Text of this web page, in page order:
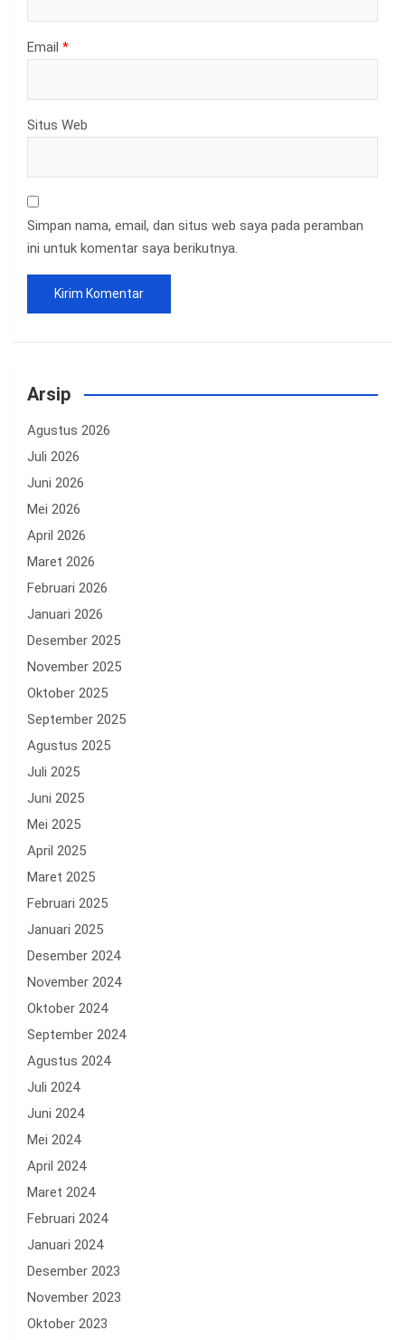
Email *
Situs Web
Simpan nama, email, dan situs web saya pada peramban
ini untuk komentar saya berikutnya.
Arsip
Agustus 2026
Juli 2026
Juni 2026
Mei 2026
April 2026
Maret 2026
Februari 2026
Januari 2026
Desember 2025
November 2025
Oktober 2025
September 2025
Agustus 2025
Juli 2025
Juni 2025
Mei 2025
April 2025
Maret 2025
Februari 2025
Januari 2025
Desember 2024
November 2024
Oktober 2024
September 2024
Agustus 2024
Juli 2024
Juni 2024
Mei 2024
April 2024
Maret 2024
Februari 2024
Januari 2024
Desember 2023
November 2023
Oktober 2023